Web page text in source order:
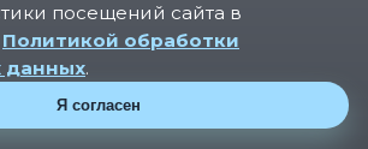
управления для
систем автоматизации
оборудования
посещений сайта в
Политикой обработки
данных.
Я согласен